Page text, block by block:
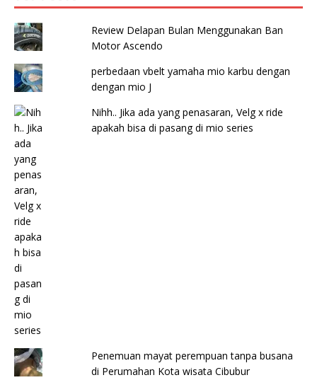
Review Delapan Bulan Menggunakan Ban
Motor Ascendo
perbedaan vbelt yamaha mio karbu dengan
dengan mio J
Nihh.. Jika ada yang penasaran, Velg x ride
apakah bisa di pasang di mio series
Penemuan mayat perempuan tanpa busana
di Perumahan Kota wisata Cibubur